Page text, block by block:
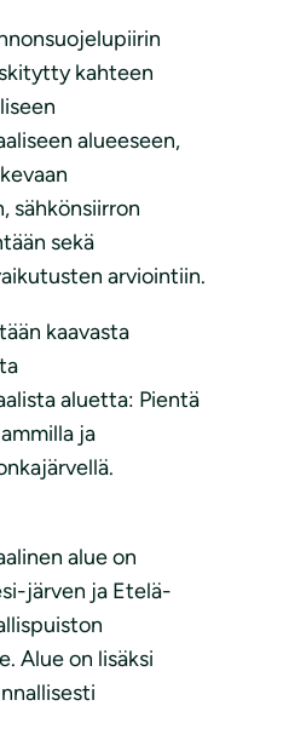
kahteen
alueeseen,
sähkönsiirron
sekä
arviointiin.
kaavasta
aluetta: Pientä
ja
alue on
järven ja Etelä-
Alue on lisäksi